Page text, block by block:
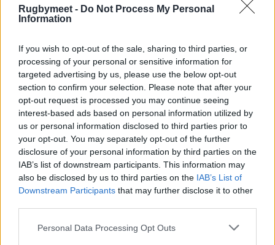
Rugbymeet - Do Not Process My Personal
Information
If you wish to opt-out of the sale, sharing to third parties, or
processing of your personal or sensitive information for
targeted advertising by us, please use the below opt-out
section to confirm your selection. Please note that after your
opt-out request is processed you may continue seeing
interest-based ads based on personal information utilized by
us or personal information disclosed to third parties prior to
your opt-out. You may separately opt-out of the further
disclosure of your personal information by third parties on the
IAB’s list of downstream participants. This information may
also be disclosed by us to third parties on the IAB’s List of
Downstream Participants that may further disclose it to other
Personal Data Processing Opt Outs